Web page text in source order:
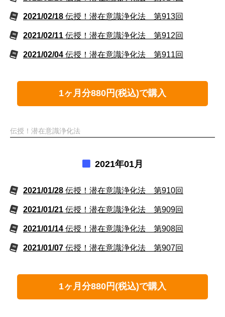
2021/02/18 伝授！潜在意識浄化法 第913回
2021/02/11 伝授！潜在意識浄化法 第912回
2021/02/04 伝授！潜在意識浄化法 第911回
1ヶ月分880円(税込)で購入
伝授！潜在意識浄化法
2021年01月
2021/01/28 伝授！潜在意識浄化法 第910回
2021/01/21 伝授！潜在意識浄化法 第909回
2021/01/14 伝授！潜在意識浄化法 第908回
2021/01/07 伝授！潜在意識浄化法 第907回
1ヶ月分880円(税込)で購入